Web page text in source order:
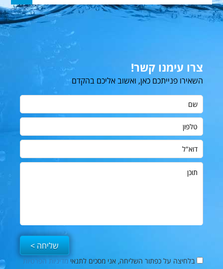
צרו עימנו קשר!
השאירו פנייתכם כאן, ואשוב אליכם בהקדם
שם
טלפון
דוא"ל
תוכן
בלחיצה על כפתור השליחה, אני מסכים לתנאי מדיניות הפרטיות